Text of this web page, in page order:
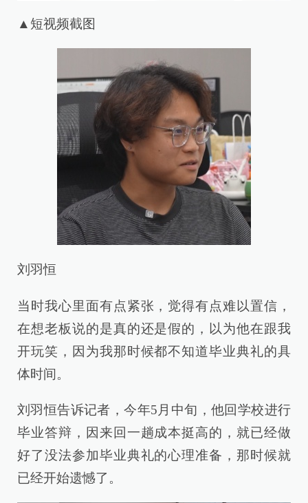
▲短视频截图
刘羽恒
当时我心里面有点紧张，觉得有点难以置信，
在想老板说的是真的还是假的，以为他在跟我
开玩笑，因为我那时候都不知道毕业典礼的具
体时间。
刘羽恒告诉记者，今年5月中旬，他回学校进行
毕业答辩，因来回一趟成本挺高的，就已经做
好了没法参加毕业典礼的心理准备，那时候就
已经开始遗憾了。